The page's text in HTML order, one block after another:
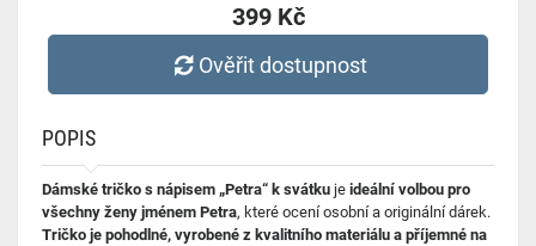
399 Kč
Ověřit dostupnost
POPIS
Dámské tričko s nápisem „Petra“ k svátku je ideální volbou pro
všechny ženy jménem Petra, které ocení osobní a originální dárek.
Tričko je pohodlné, vyrobené z kvalitního materiálu a příjemné na